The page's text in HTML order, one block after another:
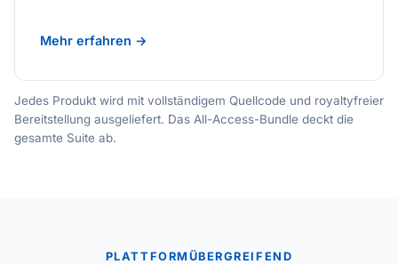
Mehr erfahren →
Jedes Produkt wird mit vollständigem Quellcode und royaltyfreier
Bereitstellung ausgeliefert. Das All-Access-Bundle deckt die
gesamte Suite ab.
PLATTFORMÜBERGREIFEND